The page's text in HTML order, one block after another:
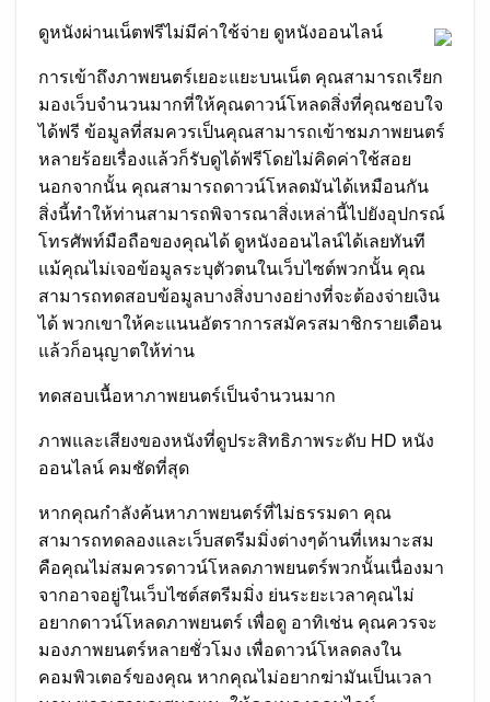
ดูหนังผ่านเน็ตฟรีไม่มีค่าใช้จ่าย ดูหนังออนไลน์
การเข้าถึงภาพยนตร์เยอะแยะบนเน็ต คุณสามารถเรียก
มองเว็บจำนวนมากที่ให้คุณดาวน์โหลดสิ่งที่คุณชอบใจ
ได้ฟรี ข้อมูลที่สมควรเป็นคุณสามารถเข้าชมภาพยนตร์
หลายร้อยเรื่องแล้วก็รับดูได้ฟรีโดยไม่คิดค่าใช้สอย
นอกจากนั้น คุณสามารถดาวน์โหลดมันได้เหมือนกัน
สิ่งนี้ทำให้ท่านสามารถพิจารณาสิ่งเหล่านี้ไปยังอุปกรณ์
โทรศัพท์มือถือของคุณได้ ดูหนังออนไลน์ได้เลยทันที
แม้คุณไม่เจอข้อมูลระบุตัวตนในเว็บไซต์พวกนั้น คุณ
สามารถทดสอบข้อมูลบางสิ่งบางอย่างที่จะต้องจ่ายเงิน
ได้ พวกเขาให้คะแนนอัตราการสมัครสมาชิกรายเดือน
แล้วก็อนุญาตให้ท่าน
ทดสอบเนื้อหาภาพยนตร์เป็นจำนวนมาก
ภาพและเสียงของหนังที่ดูประสิทธิภาพระดับ HD หนัง
ออนไลน์ คมชัดที่สุด
หากคุณกำลังค้นหาภาพยนตร์ที่ไม่ธรรมดา คุณ
สามารถทดลองและเว็บสตรีมมิ่งต่างๆด้านที่เหมาะสม
คือคุณไม่สมควรดาวน์โหลดภาพยนตร์พวกนั้นเนื่องมา
จากอาจอยู่ในเว็บไซต์สตรีมมิ่ง ย่นระยะเวลาคุณไม่
อยากดาวน์โหลดภาพยนตร์ เพื่อดู อาทิเช่น คุณควรจะ
มองภาพยนตร์หลายชั่วโมง เพื่อดาวน์โหลดลงใน
คอมพิวเตอร์ของคุณ หากคุณไม่อยากฆ่ามันเป็นเวลา